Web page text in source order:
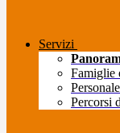
Servizi
Famiglie
Percorsi